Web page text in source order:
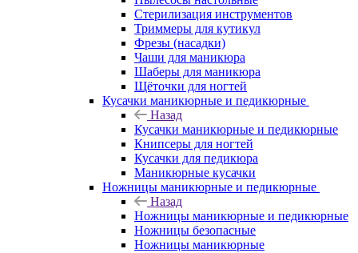
Стерилизация инструментов
Триммеры для кутикул
Фрезы (насадки)
Чаши для маникюра
Шаберы для маникюра
Щёточки для ногтей
Кусачки маникюрные и педикюрные
Назад
Кусачки маникюрные и педикюрные
Книпсеры для ногтей
Кусачки для педикюра
Маникюрные кусачки
Ножницы маникюрные и педикюрные
Назад
Ножницы маникюрные и педикюрные
Ножницы безопасные
Ножницы маникюрные